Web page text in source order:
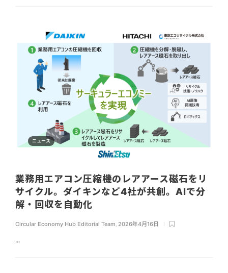
ニュース
業務用エアコン圧縮機のレアアース磁石をリ
サイクル。ダイキンなど4社が共創。AIで分
解・回収を自動化
Circular Economy Hub Editorial Team 2026年4月16日
...